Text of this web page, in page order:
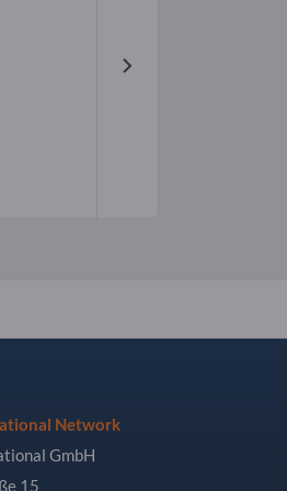
Network
GmbH
15